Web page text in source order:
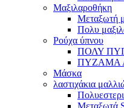
Μαξιλαροθήκη
Μεταξωτή
Πολυ
Ρούχα ύπνου
ΠΟΛΥ
ΠΥΖΑΜΑ
Μάσκα
λαστιχάκια
Μεταξωτά